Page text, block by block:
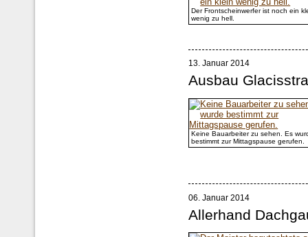
Der Frontscheinwerfer ist noch ein
wenig zu hell.
13. Januar 2014
Ausbau
Keine Bauarbeiter zu sehen. Es
bestimmt zur Mittagspause gerufen.
06. Januar 2014
Allerhand